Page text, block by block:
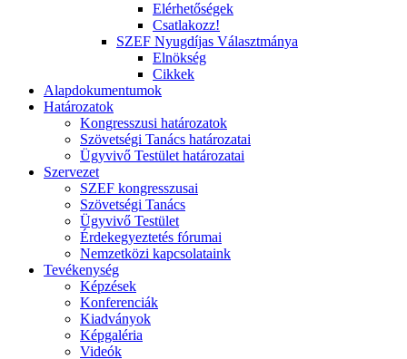
Elérhetőségek
Csatlakozz!
SZEF Nyugdíjas Választmánya
Elnökség
Cikkek
Alapdokumentumok
Határozatok
Kongresszusi határozatok
Szövetségi Tanács határozatai
Ügyvivő Testület határozatai
Szervezet
SZEF kongresszusai
Szövetségi Tanács
Ügyvivő Testület
Érdekegyeztetés fórumai
Nemzetközi kapcsolataink
Tevékenység
Képzések
Konferenciák
Kiadványok
Képgaléria
Videók